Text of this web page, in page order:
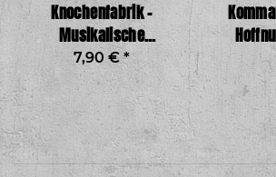
Knochenfabrik -
Musikalische
Früherziehung CD
7,90 €*